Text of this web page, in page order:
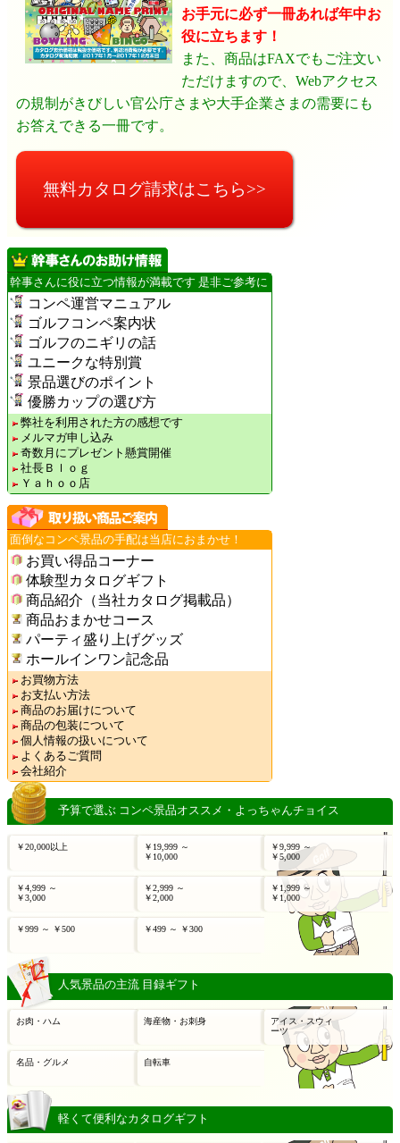
お手元に必ず一冊あれば年中お
役に立ちます！
また、商品はFAXでもご注文い
ただけますので、Webアクセス
の規制がきびしい官公庁さまや大手企業さまの需要にも
お答えできる一冊です。
無料カタログ請求はこちら>>
幹事さんに役に立つ情報が満載です 是非ご参考に
コンペ運営マニュアル
ゴルフコンペ案内状
ゴルフのニギリの話
ユニークな特別賞
景品選びのポイント
優勝カップの選び方
弊社を利用された方の感想です
メルマガ申し込み
奇数月にプレゼント懸賞開催
社長Ｂｌｏｇ
Ｙａｈｏｏ店
面倒なコンペ景品の手配は当店におまかせ！
お買い得品コーナー
体験型カタログギフト
商品紹介（当社カタログ掲載品）
商品おまかせコース
パーティ盛り上げグッズ
ホールインワン記念品
お買物方法
お支払い方法
商品のお届けについて
商品の包装について
個人情報の扱いについて
よくあるご質問
会社紹介